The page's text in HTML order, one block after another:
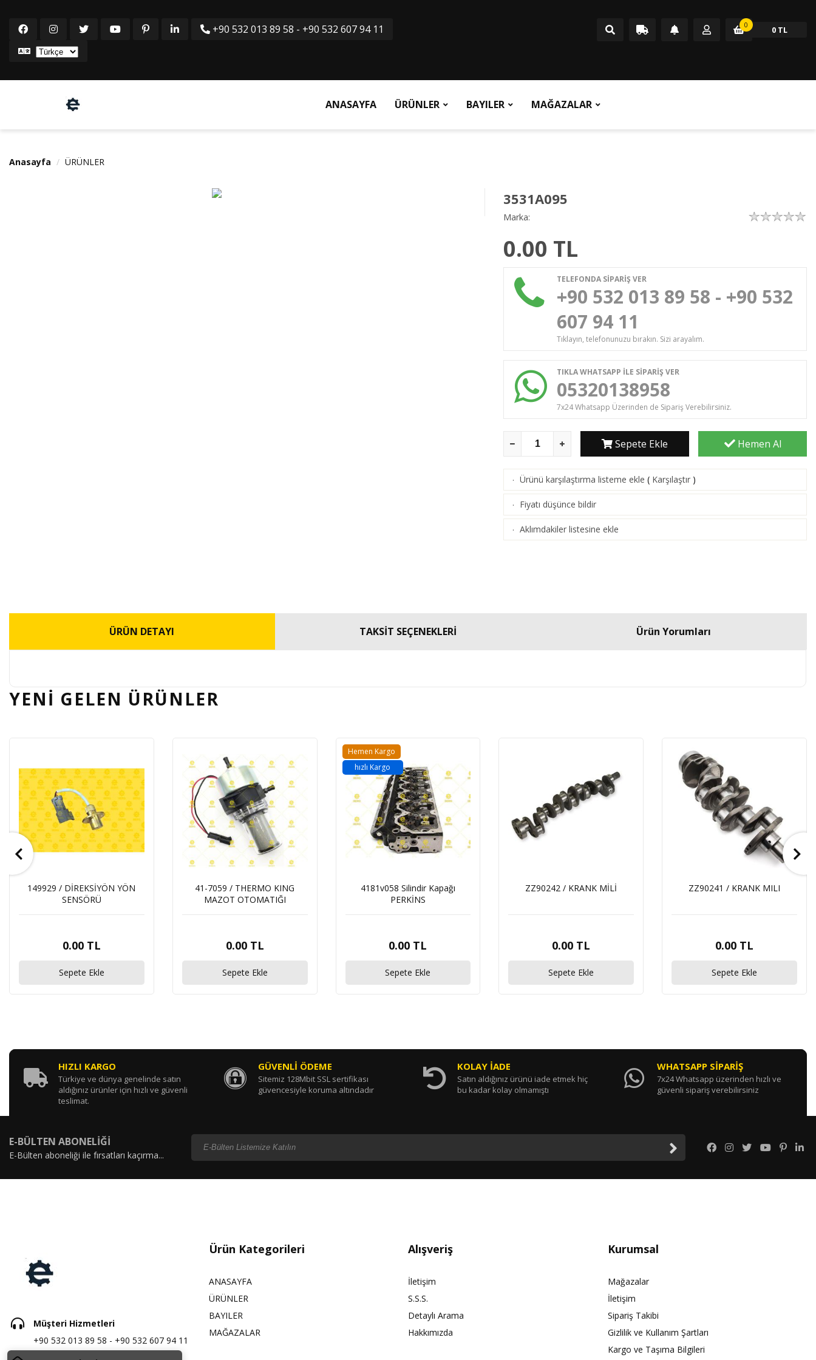
+90 532 013 89 58 - +90 532 607 94 11 0 0 TL
ANASAYFA ÜRÜNLER BAYILER MAĞAZALAR
Anasayfa ÜRÜNLER
3531A095
Marka:
0.00 TL
TELEFONDA SİPARİŞ VER
+90 532 013 89 58 - +90 532
607 94 11
Tıklayın, telefonunuzu bırakın. Sizi arayalım.
TIKLA WHATSAPP İLE SİPARİŞ VER
05320138958
7x24 Whatsapp Üzerinden de Sipariş Verebilirsiniz.
Sepete Ekle Hemen Al
· Ürünü karşılaştırma listeme ekle ( Karşılaştır )
· Fiyatı düşünce bildir
· Aklımdakiler listesine ekle
ÜRÜN DETAYI TAKSİT SEÇENEKLERİ Ürün Yorumları
YENİ GELEN ÜRÜNLER
149929 / DİREKSİYÖN YÖN
SENSÖRÜ
0.00 TL
Sepete Ekle
41-7059 / THERMO KING
MAZOT OTOMATIĞI
0.00 TL
Sepete Ekle
4181v058 Silindir Kapağı
PERKİNS
0.00 TL
Hemen Kargo
hızlı Kargo
Sepete Ekle
ZZ90242 / KRANK MİLİ
0.00 TL
Sepete Ekle
ZZ90241 / KRANK MILI
0.00 TL
Sepete Ekle
HIZLI KARGO
Türkiye ve dünya genelinde satın
aldığınız ürünler için hızlı ve güvenli
teslimat.
GÜVENLİ ÖDEME
Sitemiz 128Mbit SSL sertifikası
güvencesiyle koruma altındadır
KOLAY İADE
Satın aldığınız ürünü iade etmek hiç
bu kadar kolay olmamıştı
WHATSAPP SİPARİŞ
7x24 Whatsapp üzerinden hızlı ve
güvenli sipariş verebilirsiniz
E-BÜLTEN ABONELİĞİ
E-Bülten aboneliği ile fırsatları kaçırma...
Müşteri Hizmetleri
+90 532 013 89 58 - +90 532 607 94 11
Ürün Kategorileri
ANASAYFA
ÜRÜNLER
BAYILER
MAĞAZALAR
Alışveriş
İletişim
S.S.S.
Detaylı Arama
Hakkımızda
Kurumsal
Mağazalar
İletişim
Sipariş Takibi
Gizlilik ve Kullanım Şartları
Kargo ve Taşıma Bilgileri